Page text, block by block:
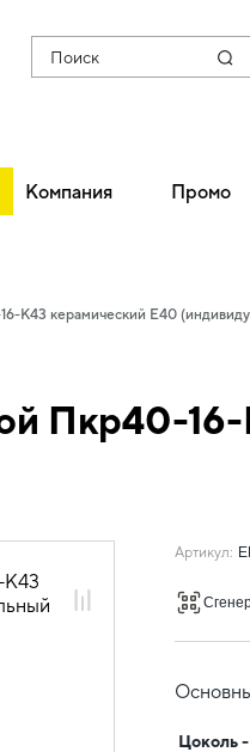
Поиск
Компания Промо
К43 керамический Е40
Пкр40-
Артикул:
Цоколь